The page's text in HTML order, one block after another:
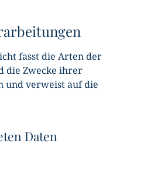
fasst die Arten der
die Zwecke ihrer
und verweist auf die
Daten